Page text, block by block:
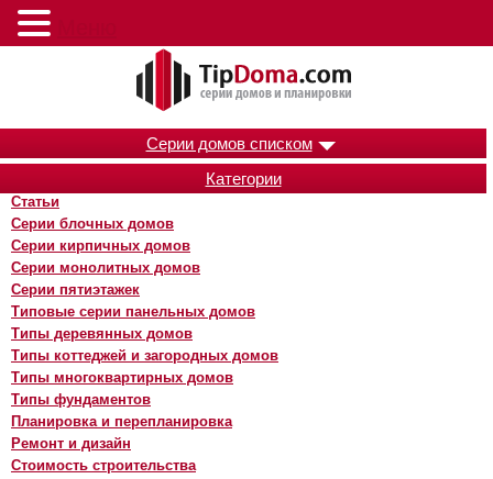
Серии домов списком
Категории
Статьи
Серии блочных домов
Серии кирпичных домов
Серии монолитных домов
Серии пятиэтажек
Типовые серии панельных домов
Типы деревянных домов
Типы коттеджей и загородных домов
Типы многоквартирных домов
Типы фундаментов
Планировка и перепланировка
Ремонт и дизайн
Стоимость строительства